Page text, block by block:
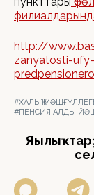
http://
zanyatosti-
#ХАЛЫҠ
#ПЕНСИЯ АЛДЫ